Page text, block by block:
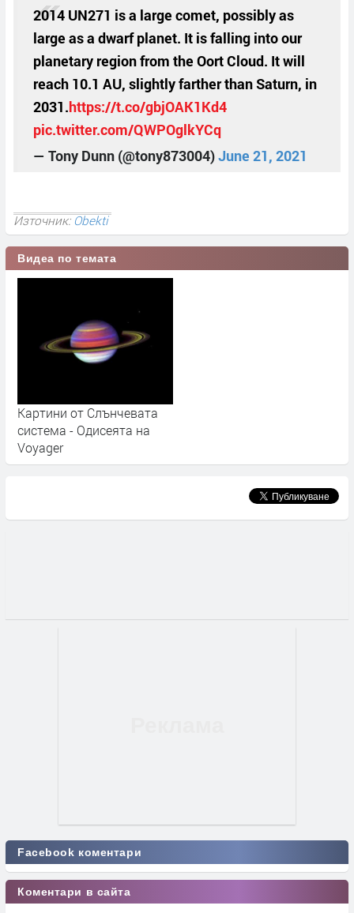
2014 UN271 is a large comet, possibly as
large as a dwarf planet. It is falling into our
planetary region from the Oort Cloud. It will
reach 10.1 AU, slightly farther than Saturn, in
2031.https://t.co/gbjOAK1Kd4
pic.twitter.com/QWPOglkYCq
— Tony Dunn (@tony873004)June 21, 2021
Източник:Obekti
Видеа по темата
Картини от Слънчевата
система - Одисеята на
Voyager
Facebook коментари
Коментари в сайта